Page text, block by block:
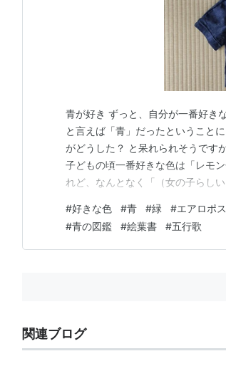
青が好き ずっと、自分が一番好き
と言えば「青」だったということ
がどうした？ と呆れられそうです
子どもの頃一番好きな色は「レモ
れど、なんとなく「（女の子らし
光沢も加わったそのレモン色は、
の時はちょっと大人びて「藤色」
#好きな色 #青 #緑 #エアロポ
#青の図鑑 #絵葉書 #五行歌
関連ブログ